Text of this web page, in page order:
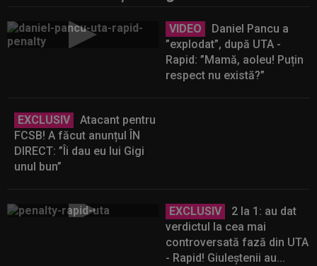
VIDEO
Daniel Pancu a
”explodat”, după UTA -
Rapid: ”Mamă, aoleu! Puțin
respect nu există?”
EXCLUSIV
Atacant pentru
FCSB! A făcut anunțul ÎN
DIRECT: ”Îi dau eu lui Gigi
unul bun”
EXCLUSIV
2 la 1: au dat
verdictul la cea mai
controversată fază din UTA
- Rapid! Giuleștenii au...